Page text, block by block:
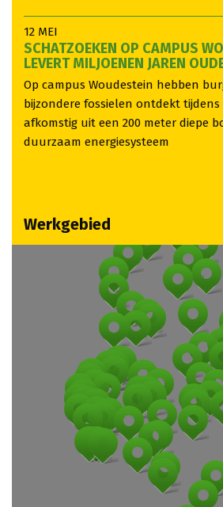
12 MEI
SCHATZOEKEN OP CAMPUS
LEVERT MILJOENEN JAREN
Op campus Woudestein hebben
bijzondere fossielen ontdekt
afkomstig uit een 200 meter diepe
duurzaam energiesysteem
Werkgebied